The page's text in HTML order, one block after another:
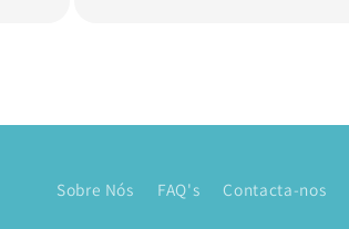
Sobre Nós FAQ's Contacta-nos